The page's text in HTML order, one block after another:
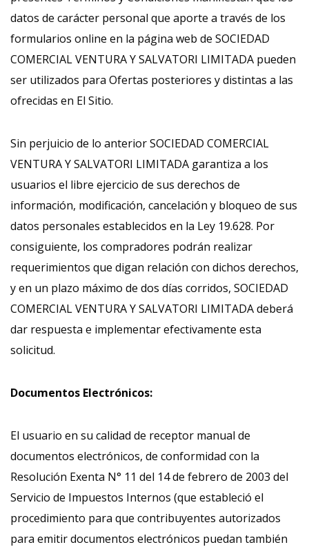
datos de carácter personal que aporte a través de los
formularios online en la página web de SOCIEDAD
COMERCIAL VENTURA Y SALVATORI LIMITADA pueden
ser utilizados para Ofertas posteriores y distintas a las
ofrecidas en El Sitio.
Sin perjuicio de lo anterior SOCIEDAD COMERCIAL
VENTURA Y SALVATORI LIMITADA garantiza a los
usuarios el libre ejercicio de sus derechos de
información, modificación, cancelación y bloqueo de sus
datos personales establecidos en la Ley 19.628. Por
consiguiente, los compradores podrán realizar
requerimientos que digan relación con dichos derechos,
y en un plazo máximo de dos días corridos, SOCIEDAD
COMERCIAL VENTURA Y SALVATORI LIMITADA deberá
dar respuesta e implementar efectivamente esta
solicitud.
Documentos Electrónicos:
El usuario en su calidad de receptor manual de
documentos electrónicos, de conformidad con la
Resolución Exenta N° 11 del 14 de febrero de 2003 del
Servicio de Impuestos Internos (que estableció el
procedimiento para que contribuyentes autorizados
para emitir documentos electrónicos puedan también